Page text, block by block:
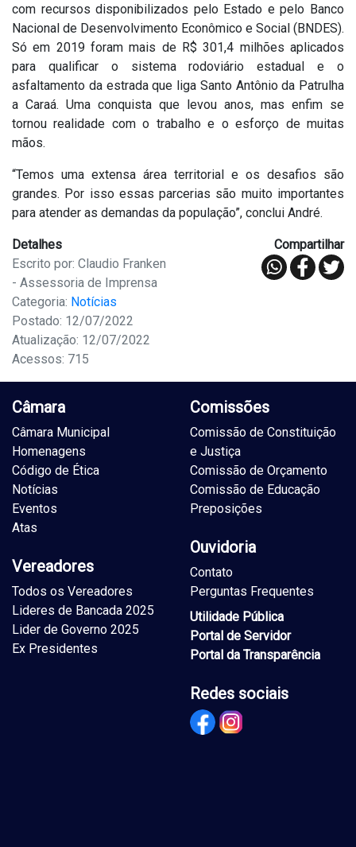
com recursos disponibilizados pelo Estado e pelo Banco
Nacional de Desenvolvimento Econômico e Social (BNDES).
Só em 2019 foram mais de R$ 301,4 milhões aplicados
para qualificar o sistema rodoviário estadual e o
asfaltamento da estrada que liga Santo Antônio da Patrulha
a Caraá. Uma conquista que levou anos, mas enfim se
tornou realidade com o trabalho e o esforço de muitas
mãos.
“Temos uma extensa área territorial e os desafios são
grandes. Por isso essas parcerias são muito importantes
para atender as demandas da população”, conclui André.
Detalhes
Escrito por: Claudio Franken
- Assessoria de Imprensa
Categoria: Notícias
Postado: 12/07/2022
Atualização: 12/07/2022
Acessos: 715
Compartilhar
Câmara
Câmara Municipal
Homenagens
Código de Ética
Notícias
Eventos
Atas
Vereadores
Todos os Vereadores
Lideres de Bancada 2025
Lider de Governo 2025
Ex Presidentes
Comissões
Comissão de Constituição
e Justiça
Comissão de Orçamento
Comissão de Educação
Preposições
Ouvidoria
Contato
Perguntas Frequentes
Utilidade Pública
Portal de Servidor
Portal da Transparência
Redes sociais